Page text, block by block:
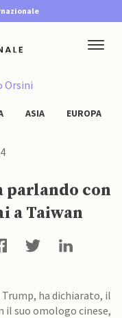
Orsini
ASIA EUROPA
parlando con
a Taiwan
ha dichiarato, il
il suo omologo cinese,